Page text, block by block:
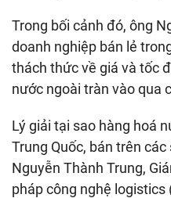
Trong bối cảnh đó, ông
doanh nghiệp bán lẻ
thách thức về giá và tốc
nước ngoài tràn vào qua
Lý giải tại sao hàng hoá
Trung Quốc, bán trên
Nguyễn Thành Trung,
pháp công nghệ logistics